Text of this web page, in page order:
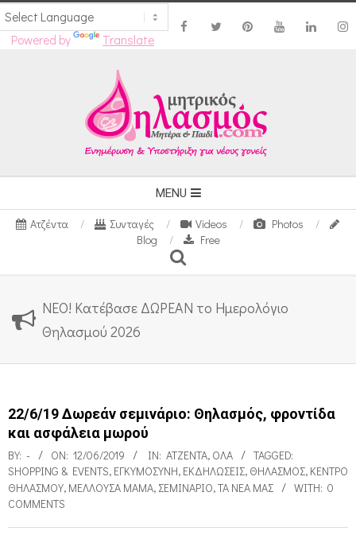
Powered by Translate
Navigation
Menu
MENU
Ατζέντα Συνταγές Videos
Photos
Blog
Free
Search
ΝΕΟ! Κατέβασε ΔΩΡΕΑΝ το Ημερολόγιο
Θηλασμού 2026
22/6/19 Δωρεάν σεμινάριο: Θηλασμός, φροντίδα
και ασφάλεια μωρού
BY: - ON: 12/06/2019 IN: ΑΤΖΈΝΤΑ, ΌΛΑ
TAGGED:
SHOPPING & EVENTS, ΕΓΚΥΜΟΣΎΝΗ, ΕΚΔΗΛΏΣΕΙΣ, ΘΗΛΑΣΜΌΣ, ΚΈΝΤΡΟ
ΘΗΛΑΣΜΟΎ, ΜΈΛΛΟΥΣΑ ΜΑΜΆ, ΣΕΜΙΝΆΡΙΟ,ΤΑ ΝΈΑ ΜΑΣ WITH: 0
COMMENTS